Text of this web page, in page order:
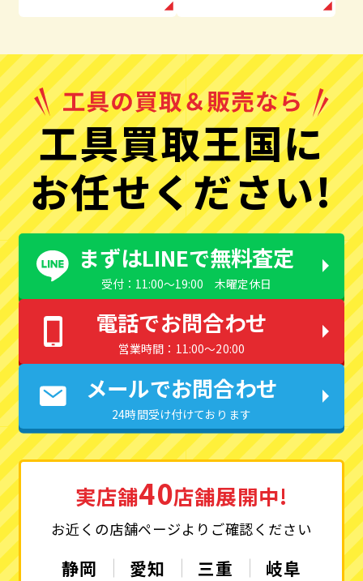
工具買取王国に
お任せください!
まずはLINEで無料査定
受付：11:00〜19:00 木曜定休日
電話でお問合わせ
営業時間：11:00〜20:00
メールでお問合わせ
24時間受け付けております
実店舗40店舗展開中!
お近くの店舗ページよりご確認ください
静岡 愛知 三重
岐阜